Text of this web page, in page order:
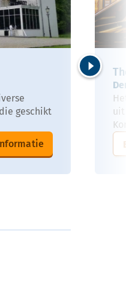
geschikt
uit
Volgende